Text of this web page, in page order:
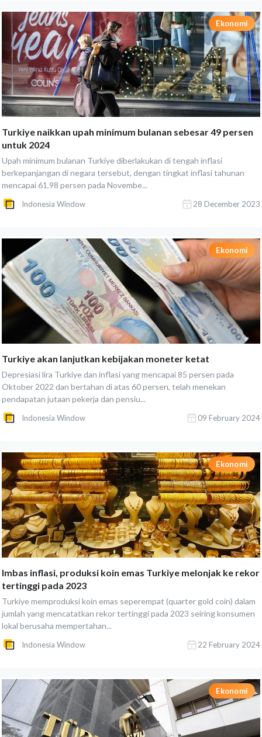
Ekonomi
Turkiye naikkan upah minimum bulanan sebesar 49 persen
untuk 2024
Upah minimum bulanan Turkiye diberlakukan di tengah inflasi
berkepanjangan di negara tersebut, dengan tingkat inflasi tahunan
mencapai 61,98 persen pada Novembe...
Indonesia Window 28 December 2023
Ekonomi
Turkiye akan lanjutkan kebijakan moneter ketat
Depresiasi lira Turkiye dan inflasi yang mencapai 85 persen pada
Oktober 2022 dan bertahan di atas 60 persen, telah menekan
pendapatan jutaan pekerja dan pensiu...
Indonesia Window 09 February 2024
Ekonomi
Imbas inflasi, produksi koin emas Turkiye melonjak ke rekor
tertinggi pada 2023
Turkiye memproduksi koin emas seperempat (quarter gold coin) dalam
jumlah yang mencatatkan rekor tertinggi pada 2023 seiring konsumen
lokal berusaha mempertahan...
Indonesia Window 22 February 2024
Ekonomi